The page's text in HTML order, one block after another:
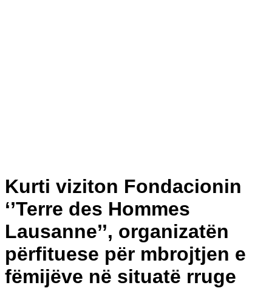
Kurti viziton Fondacionin
‘’Terre des Hommes
Lausanne’’, organizatën
përfituese për mbrojtjen e
fëmijëve në situatë rruge